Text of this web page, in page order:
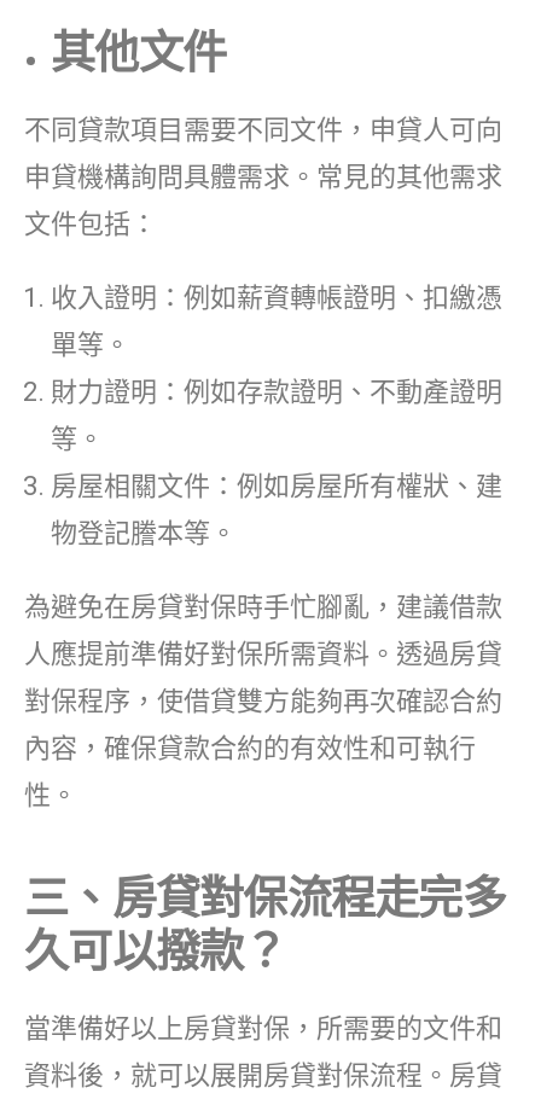
其他文件
不同貸款項目需要不同文件，申貸人可向
申貸機構詢問具體需求。常見的其他需求
文件包括：
收入證明：例如薪資轉帳證明、扣繳憑
單等。
財力證明：例如存款證明、不動產證明
等。
房屋相關文件：例如房屋所有權狀、建
物登記謄本等。
為避免在房貸對保時手忙腳亂，建議借款
人應提前準備好對保所需資料。透過房貸
對保程序，使借貸雙方能夠再次確認合約
內容，確保貸款合約的有效性和可執行
性。
三、房貸對保流程走完多
久可以撥款？
當準備好以上房貸對保，所需要的文件和
資料後，就可以展開房貸對保流程。房貸